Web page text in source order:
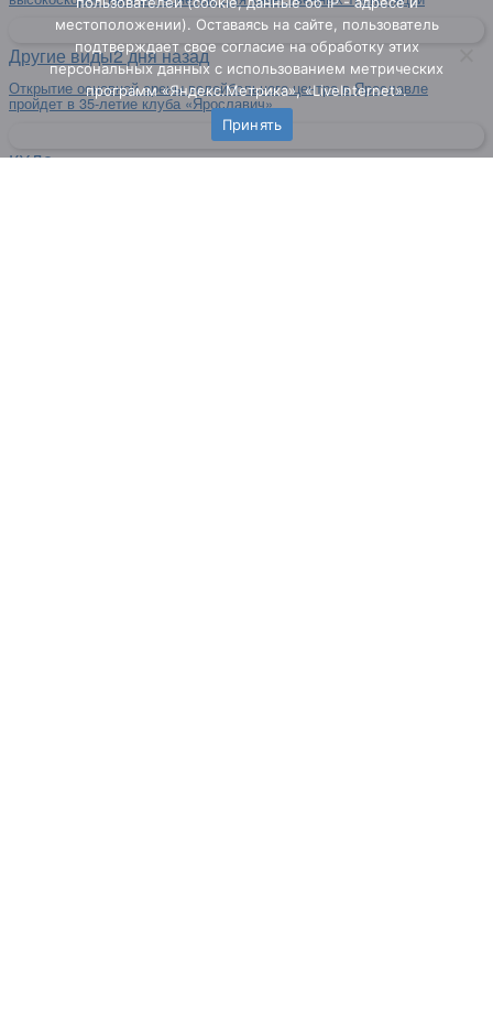
Другие виды2 дня назад
Открытие основной арены волейбольного центра в Ярославле
пройдет в 35-летие клуба «Ярославич»
КХЛ2 дня назад
местоположении). Оставаясь на сайте, пользователь
подтверждает свое согласие на обработку этих
персональных данных c использованием метрических
программ «Яндекс.Метрика», «LiveInternet».
Принять